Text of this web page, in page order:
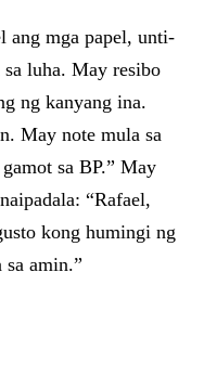
ang mga papel, unti-
luha. May resibo
ng kanyang ina.
May note mula sa
sa BP.” May
“Rafael,
kong humingi ng
sa amin.”